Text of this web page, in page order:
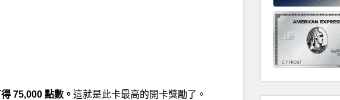
75,000 點數。 這就是此卡最高的開卡獎勵了。